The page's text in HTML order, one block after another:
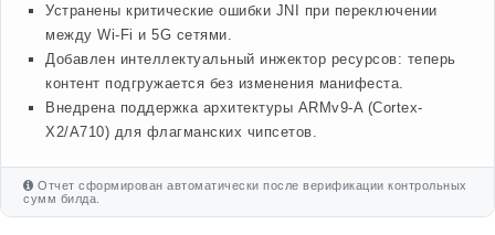
Устранены критические ошибки JNI при переключении
между Wi-Fi и 5G сетями.
Добавлен интеллектуальный инжектор ресурсов: теперь
контент подгружается без изменения манифеста.
Внедрена поддержка архитектуры ARMv9-A (Cortex-
X2/A710) для флагманских чипсетов.
Отчет сформирован автоматически после верификации контрольных
сумм билда.